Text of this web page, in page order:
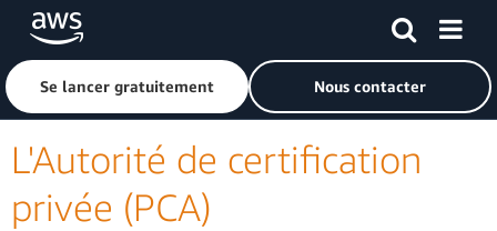
Passer au contenu principal
Cliquer ici pour revenir à la page d'accueil d'Amazon Web
Se lancer gratuitement Nous contacter
L'Autorité de certification
privée (PCA)